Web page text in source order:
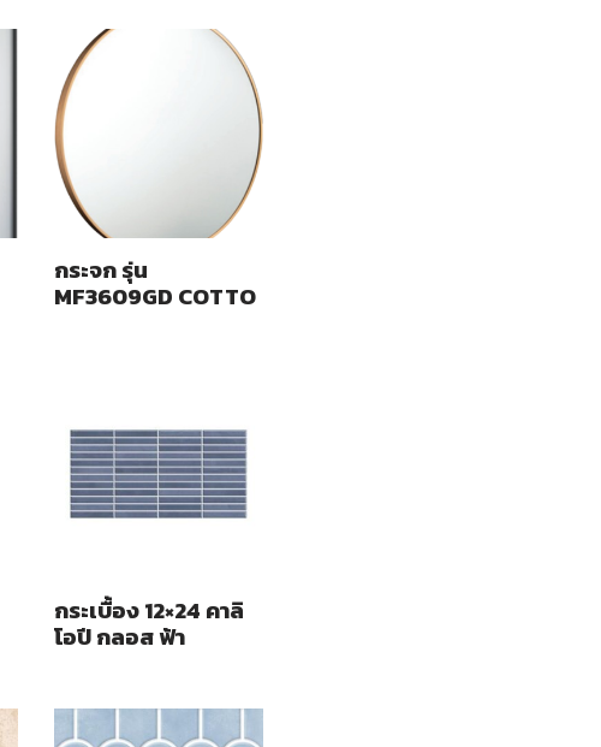
กระจก รุ่น
MF3609GD COTTO
กระเบื้อง 12×24 คาลิ
โอปี กลอส ฟ้า